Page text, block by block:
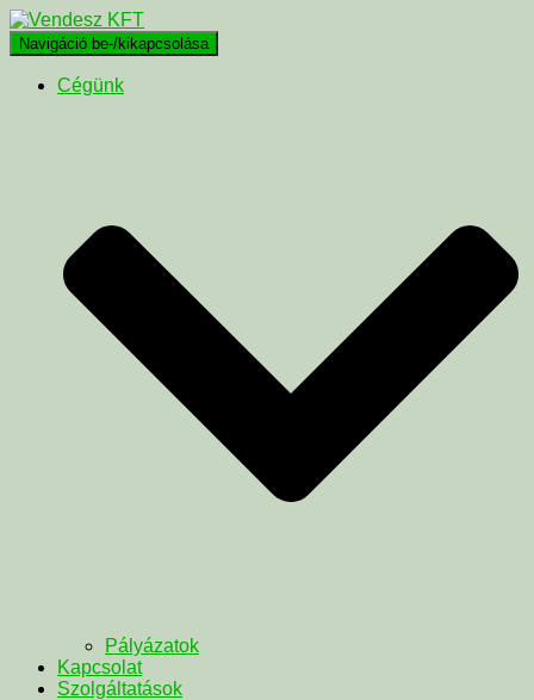
Navigáció be-/kikapcsolása
Cégünk
Pályázatok
Kapcsolat
Szolgáltatások